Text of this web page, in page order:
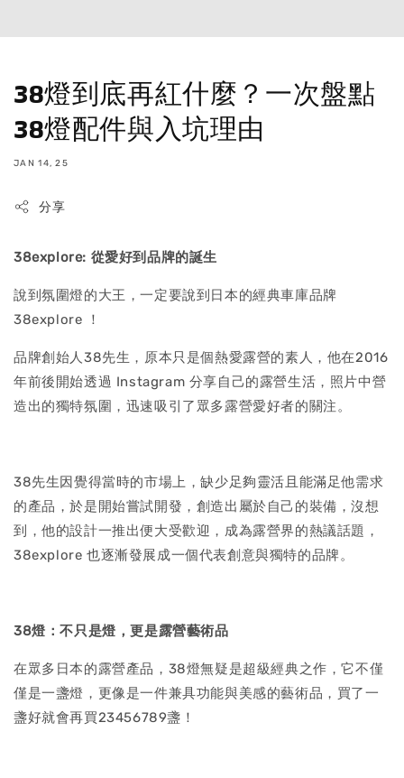
38燈到底再紅什麼？一次盤點
38燈配件與入坑理由
JAN 14, 25
分享
38explore: 從愛好到品牌的誕生
說到氛圍燈的大王，一定要說到日本的經典車庫品牌
38explore ！
品牌創始人38先生，原本只是個熱愛露營的素人，他在2016
年前後開始透過 Instagram 分享自己的露營生活，照片中營
造出的獨特氛圍，迅速吸引了眾多露營愛好者的關注。
38先生因覺得當時的市場上，缺少足夠靈活且能滿足他需求
的產品，於是開始嘗試開發，創造出屬於自己的裝備，沒想
到，他的設計一推出便大受歡迎，成為露營界的熱議話題，
38explore 也逐漸發展成一個代表創意與獨特的品牌。
38燈：不只是燈，更是露營藝術品
在眾多日本的露營產品，38燈無疑是超級經典之作，它不僅
僅是一盞燈，更像是一件兼具功能與美感的藝術品，買了一
盞好就會再買23456789盞！